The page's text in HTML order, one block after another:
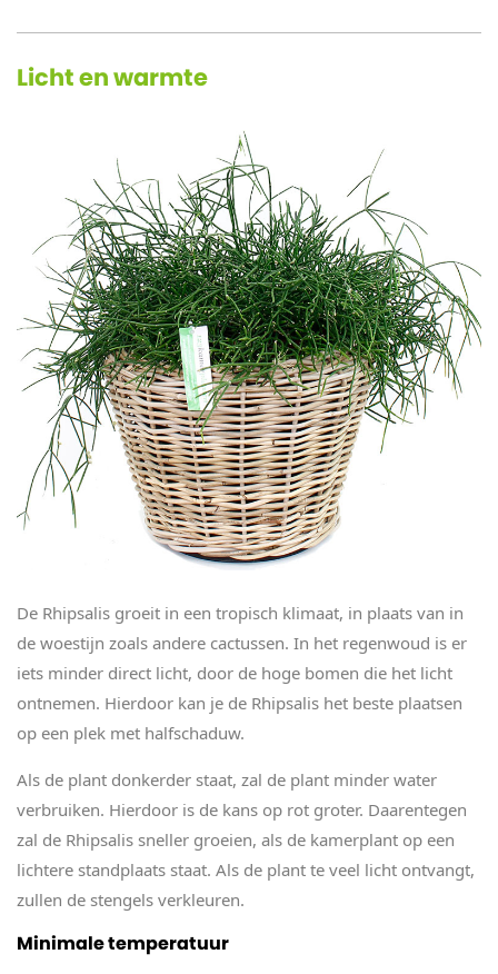
Licht en warmte
De Rhipsalis groeit in een tropisch klimaat, in plaats van in
de woestijn zoals andere cactussen. In het regenwoud is er
iets minder direct licht, door de hoge bomen die het licht
ontnemen. Hierdoor kan je de Rhipsalis het beste plaatsen
op een plek met halfschaduw.
Als de plant donkerder staat, zal de plant minder water
verbruiken. Hierdoor is de kans op rot groter. Daarentegen
zal de Rhipsalis sneller groeien, als de kamerplant op een
lichtere standplaats staat. Als de plant te veel licht ontvangt,
zullen de stengels verkleuren.
Minimale temperatuur